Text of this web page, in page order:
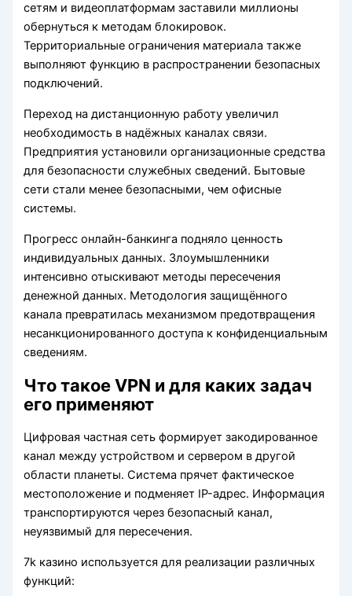
сетям и видеоплатформам заставили миллионы
обернуться к методам блокировок.
Территориальные ограничения материала также
выполняют функцию в распространении безопасных
подключений.
Переход на дистанционную работу увеличил
необходимость в надёжных каналах связи.
Предприятия установили организационные средства
для безопасности служебных сведений. Бытовые
сети стали менее безопасными, чем офисные
системы.
Прогресс онлайн-банкинга подняло ценность
индивидуальных данных. Злоумышленники
интенсивно отыскивают методы пересечения
денежной данных. Методология защищённого
канала превратилась механизмом предотвращения
несанкционированного доступа к конфиденциальным
сведениям.
Что такое VPN и для каких задач
его применяют
Цифровая частная сеть формирует закодированное
канал между устройством и сервером в другой
области планеты. Система прячет фактическое
местоположение и подменяет IP-адрес. Информация
транспортируются через безопасный канал,
неуязвимый для пересечения.
7k казино используется для реализации различных
функций: